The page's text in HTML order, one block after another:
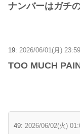
ナンバーはガチ
19: 2026/06/01(月)
TOO MUCH
49: 2026/06/02(火)